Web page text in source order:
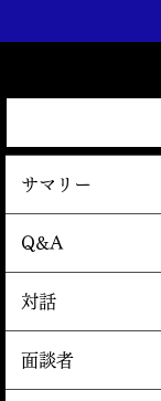
サマリー
Q&A
対話
面談者